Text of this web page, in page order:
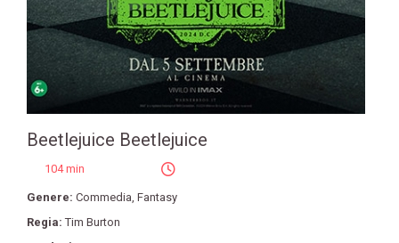
Beetlejuice Beetlejuice
104 min
Genere: Commedia Fantasy
Regia:Tim Burton